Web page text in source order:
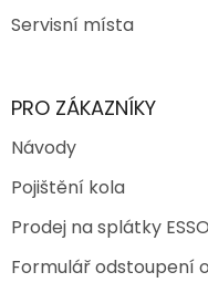
Servisní místa
PRO ZÁKAZNÍKY
Návody
Pojištění kola
Prodej na splátky
Formulář odstoupení